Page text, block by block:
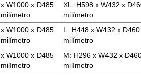
W1000 x D485
milímetro
XL: H598 x W432 x
milímetro
W1000 x D485
milímetro
L: H448 x W432 x D460
milímetro
W1000 x D485
milímetro
M: H296 x W432 x
milímetro